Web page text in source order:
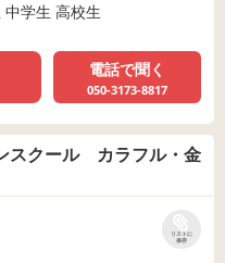
学生 高校生
電話で聞く
050-3173-8817
スクール カラフル・金
リストに
保存